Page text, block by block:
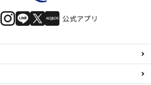
公式アプリ